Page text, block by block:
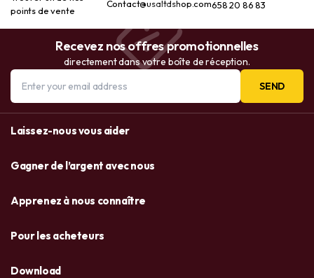
points de vente
Contact@usaltdshop.com658 20 86 83
Recevez nos offres promotionnelles
directement dans votre boîte de réception.
SEND
Laissez-nous vous aider
Gagner de l’argent avec nous
Apprenez à nous connaître
Pour les acheteurs
Download